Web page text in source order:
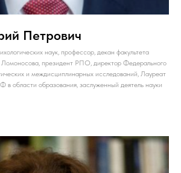
Петрович
наук, профессор, декан факультета
президент РПО, директор Федерального
и междисциплинарных исследований, Лауреат
области образования, заслуженный деятель науки